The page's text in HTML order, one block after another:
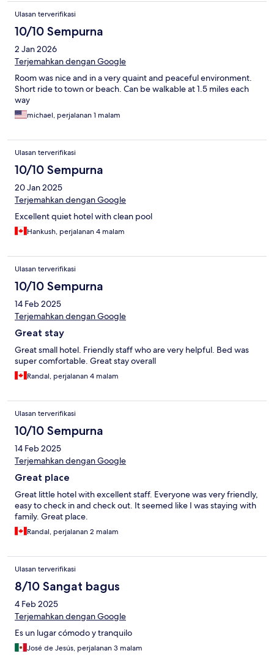
Ulasan terverifikasi
10/10 Sempurna
2 Jan 2026
Terjemahkan dengan Google
Room was nice and in a very quaint and peaceful environment.
Short ride to town or beach. Can be walkable at 1.5 miles each
way
michael, perjalanan 1 malam
Ulasan terverifikasi
10/10 Sempurna
20 Jan 2025
Terjemahkan dengan Google
Excellent quiet hotel with clean pool
Hankush, perjalanan 4 malam
Ulasan terverifikasi
10/10 Sempurna
14 Feb 2025
Terjemahkan dengan Google
Great stay
Great small hotel. Friendly staff who are very helpful. Bed was
super comfortable. Great stay overall
Randal, perjalanan 4 malam
Ulasan terverifikasi
10/10 Sempurna
14 Feb 2025
Terjemahkan dengan Google
Great place
Great little hotel with excellent staff. Everyone was very friendly,
easy to check in and check out. It seemed like I was staying with
family. Great place.
Randal, perjalanan 2 malam
Ulasan terverifikasi
8/10 Sangat bagus
4 Feb 2025
Terjemahkan dengan Google
Es un lugar cómodo y tranquilo
José de Jesús, perjalanan 3 malam